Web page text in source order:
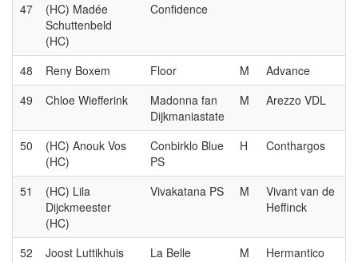
47
(HC) Madée
Schuttenbeld
(HC)
Confidence
48 Reny Boxem Floor M
Advance
49
Chloe Wiefferink
Madonna fan
Dijkmaniastate
M Arezzo VDL
50
(HC) Anouk Vos
(HC)
Conbirklo Blue
PS
H Conthargos
51
(HC) Lila
Dijckmeester
(HC)
Vivakatana PS M
Vivant van de
Heffinck
52 Joost Luttikhuis La Belle M
Hermantico